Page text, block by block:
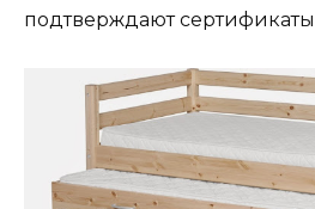
подтверждают сертификаты